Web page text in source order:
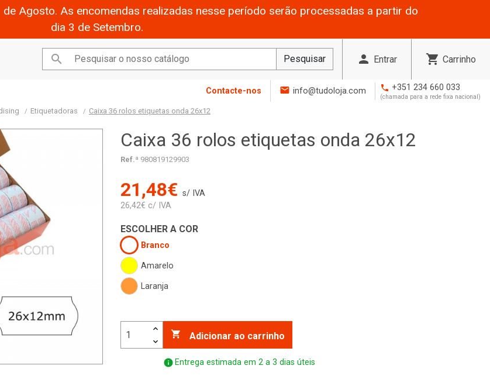
Agosto. As encomendas realizadas nesse período serão processadas a partir do
dia 3 de Setembro.
 Pesquisar person Entrar shopping_cart Carrinho
Contacte-nos mail info@tudoloja.com phone +351 234 660 033
(chamada para a rede fixa nacional)
Etiquetadoras Caixa 36 rolos etiquetas onda 26x12
Caixa 36 rolos etiquetas onda 26x12
Ref.ª 980819129903
21,48€ s/ IVA
26,42€ c/ IVA
ESCOLHER A COR
Branco
Amarelo
Laranja
 Adicionar ao carrinho
info Entrega estimada em 2 a 3 dias úteis